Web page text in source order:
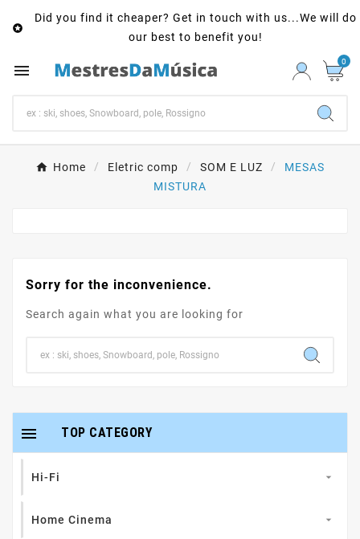

Did you find it cheaper? Get in touch with us...We will do
our best to benefit you!
 0
Home Eletric comp SOM E LUZ
MESAS
MISTURA
Sorry for the inconvenience.
Search again what you are looking for
TOP CATEGORY

Hi-Fi 
Home Cinema 